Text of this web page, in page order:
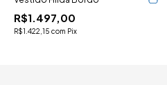
R$1.497,00
R$1.422,15 com Pix